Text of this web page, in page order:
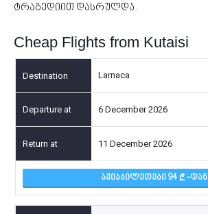
ტრაგედიით დასრულდა.
Cheap Flights from Kutaisi
Larnaca
6 December 2026
11 December 2026
ᲐᲕᲘᲐᲑᲘᲚᲔᲗᲔᲑᲘ 94 -ᲓᲐᲜ